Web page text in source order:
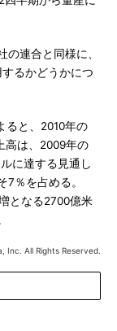
連合と同様に、
るかどうかにつ
ると、2010年の
高は、2009年の
に達する見通し
％を占める。
となる2700億米
Inc. All Rights Reserved.